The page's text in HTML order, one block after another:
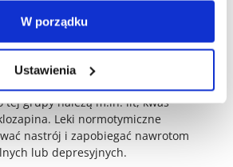
W porządku
Ustawienia
i kontynuowali leczenie zgodnie z
nastroju, takich jak choroba
stosuje się także leki
tej grupy należą m.in. lit, kwas
Leki normotymiczne
nastrój i zapobiegać nawrotom
lub depresyjnych.